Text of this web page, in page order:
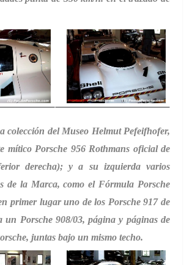
colección del Museo Helmut Pefeifhofer,
mítico Porsche 956 Rothmans oficial de
derecha); y a su izquierda varios
de la Marca, como el Fórmula Porsche
primer lugar uno de los Porsche 917 de
un Porsche 908/03, página y páginas de
juntas bajo un mismo techo.